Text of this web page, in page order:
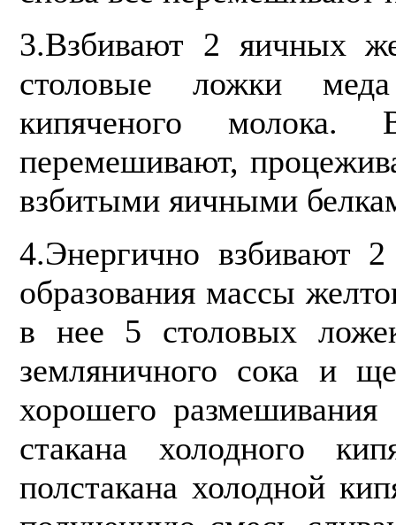
3.Взбивают 2 яичных
столовые ложки
кипяченого
перемешивают,
взбитыми яичными
4.Энергично взбивают
образова­ния массы
в нее 5 столовых
земляничного сока и
хорошего
стакана холодного
полстакана холодной